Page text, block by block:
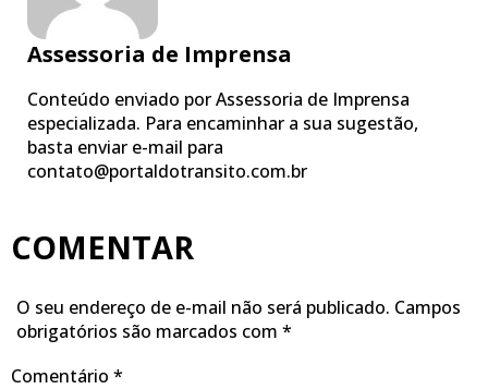
Assessoria de Imprensa
Conteúdo enviado por Assessoria de Imprensa
especializada. Para encaminhar a sua sugestão,
basta enviar e-mail para
contato@portaldotransito.com.br
COMENTAR
O seu endereço de e-mail não será publicado. Campos
obrigatórios são marcados com *
Comentário *